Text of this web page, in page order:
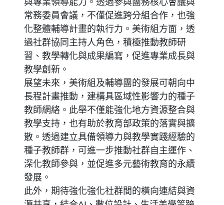
與專業領導能力。透過參與團務核心會議與
常務委員會議，不僅促進跨分組合作，也強
化整體輔導計畫的執行力。美術組方面，透
過社群協同主持人角色，積極推動教師研
習、教學轉化與成果編寫，促進專業成長與
教學創新。
展望未來，美術組及輔導團的發展可朝向中
長程計畫推動，建構具區域性影響力的種子
教師網絡。此舉不僅能強化地方資源整合與
教學支持，也有助於教育部政策的落實與擴
散。透過建立具備領導力與教學實踐經驗的
種子教師群，可進一步推動社群自主運作、
深化教師參與，並促進多元藝術教育的永續
發展。
此外，期待強化強化社群間的橫向連結與資